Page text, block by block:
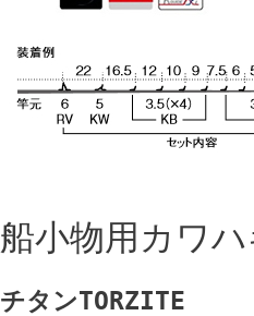
船小物用カワ
チタンTORZITE